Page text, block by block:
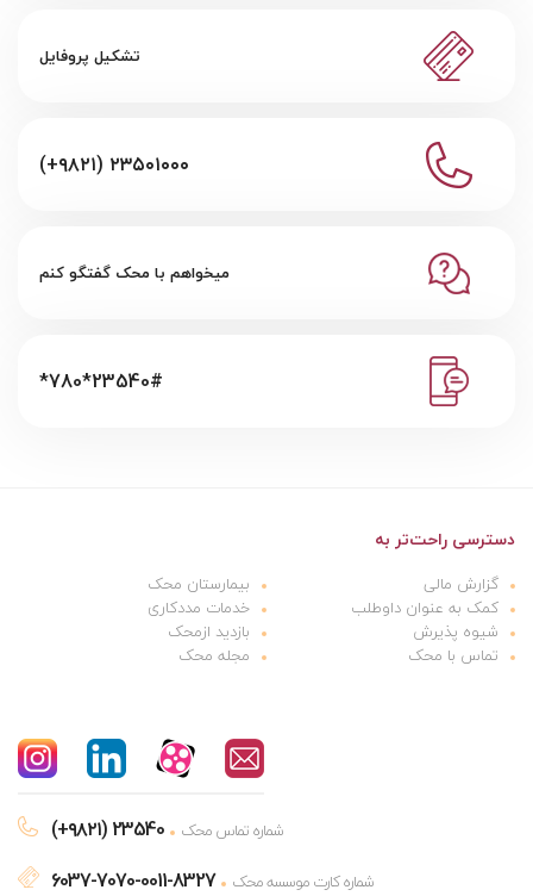
تشکیل پروفایل
(+۹۸۲۱) ۲۳۵۰۱۰۰۰
میخواهم با محک گفتگو کنم
*780*23540#
دسترسی راحت‌تر به
گزارش مالی
بیمارستان محک
کمک به عنوان داوطلب
خدمات مددکاری
شیوه پذیرش
بازدید ازمحک
تماس با محک
مجله محک
(+۹۸۲۱) 23540 شماره تماس محک
6037-7070-0011-8327 شماره کارت موسسه محک